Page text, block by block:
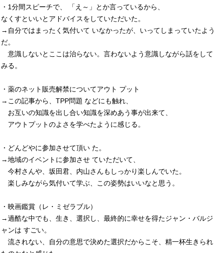
・1分間スピーチで、 「え～」とか言っているから、
なくすといいとアドバイスをしていただいた。
→自分ではまったく気付いて いなかったが、いってしまっていたよう
だ。
意識しないとここは治らない。言わないよう意識しながら話をして
みる。
・薬のネット販売解禁についてアウト プット
→この記事から、TPP問題 などにも触れ、
お互いの知識を出し合い知識を深めあう事が出来て、
アウトプットのよさを学べたように感じる。
・どんどやに参加させて頂い た。
→地域のイベントに参加させ ていただいて、
今村さんや、坂田君、内山さんもしっかり楽しんでいた。
楽しみながら気付いて学ぶ、この姿勢はいいなと思う。
・映画鑑賞（レ・ミゼラブル）
→過酷な中でも、生き、選択し、最終的に幸せを得たジャン・バルジ
ャンは すごい。
流されない、自分の意思で決めた選択だからこそ、精一杯生きられ